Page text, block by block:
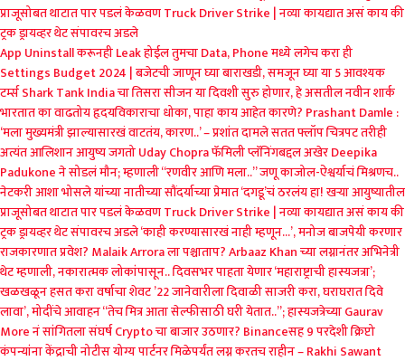
प्राजूसोबत थाटात पार पडलं केळवणTruck Driver Strike | नव्या कायद्यात असं काय की
ट्रक ड्रायव्हर थेट संपावरच अडले
App Uninstall करूनही Leak होईल तुमचा Data, Phone मध्ये लगेच करा ही
Settings Budget 2024 | बजेटची जाणून घ्या बाराखडी, समजून घ्या या 5 आवश्यक
टर्म्सShark Tank India चा तिसरा सीजन या दिवशी सुरु होणार, हे असतील नवीन शार्क
भारतात का वाढतोय हृदयविकाराचा धोका, पाहा काय आहेत कारणे? Prashant Damle :
‘मला मुख्यमंत्री झाल्यासारखं वाटतंय, कारण..’ – प्रशांत दामलेसतत फ्लॉप चित्रपट तरीही
अत्यंत आलिशान आयुष्य जगतो Uday Chopraफॅमिली प्लॅनिंगबद्दल अखेर Deepika
Padukone ने सोडलं मौन; म्हणाली “रणवीर आणि मला..”जणू काजोल-ऐश्वर्याचं मिश्रणच..
नेटकरी आशा भोसले यांच्या नातीच्या सौंदर्याच्या प्रेमात‘दगडू’चं ठरलंय हा! खऱ्या आयुष्यातील
प्राजूसोबत थाटात पार पडलं केळवणTruck Driver Strike | नव्या कायद्यात असं काय की
ट्रक ड्रायव्हर थेट संपावरच अडले‘काही करण्यासारखं नाही म्हणून…’, मनोज बाजपेयी करणार
राजकारणात प्रवेश? Malaik Arrora ला पश्चाताप? Arbaaz Khan च्या लग्नानंतर अभिनेत्री
थेट म्हणाली, नकारात्मक लोकांपासून..दिवसभर पाहता येणार ‘महाराष्ट्राची हास्यजत्रा’;
खळखळून हसत करा वर्षाचा शेवट’22 जानेवारीला दिवाळी साजरी करा, घराघरात दिवे
लावा’, मोदींचे आवाहन“तेच मित्र आता सेल्फीसाठी घरी येतात..”; हास्यजत्रेच्या Gaurav
More नं सांगितला संघर्षCrypto चा बाजार उठणार? Binanceसह 9 परदेशी क्रिप्टो
कंपन्यांना केंद्राची नोटीसयोग्य पार्टनर मिळेपर्यंत लग्न करतच राहीन – Rakhi Sawant